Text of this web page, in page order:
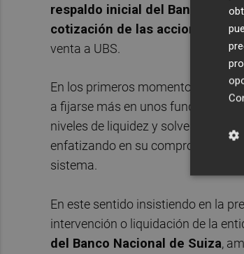
respaldo inicial del Banco
cotización de las acciones
, en
venta a UBS.
En los primeros momentos
a fijarse más en unos
niveles de liquidez y solvencia y
enfatizando en su compromiso de
sistema.
En este sentido insistiendo en la
intervención o liquidación de la
del Banco Nacional de Suiza,